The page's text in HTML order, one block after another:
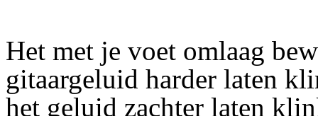
Het met je voet omlaag
gitaargeluid harder laten
het geluid zachter laten